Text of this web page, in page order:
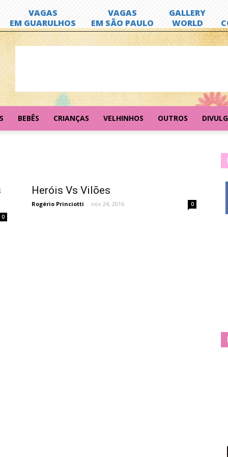
BEBÊS CRIANÇAS VELHINHOS OUTROS
0
Heróis Vs Vilões
Rogério Princiotti - nov 24, 2016 0